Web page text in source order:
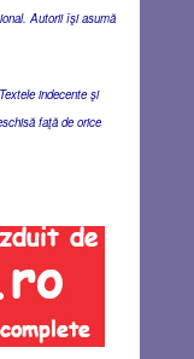
Autorii îşi asumă
indecente şi
faţă de orice